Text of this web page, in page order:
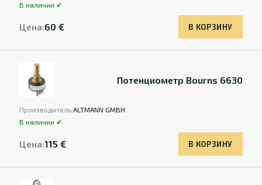
В наличии ✔
Цена:60 € В КОРЗИНУ
Потенциометр Bourns 6630
Производитель:ALTMANN GMBH
В наличии ✔
Цена:115 € В КОРЗИНУ